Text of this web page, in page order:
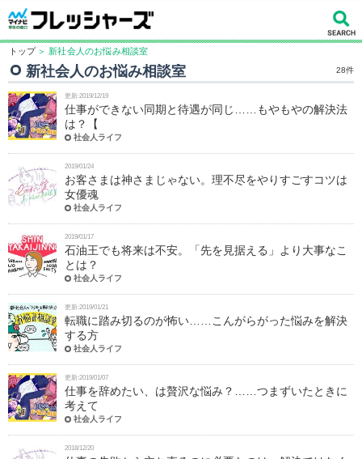
トップ ＞ 新社会人のお悩み相談室
新社会人のお悩み相談室 28件
更新:2019/12/19
仕事ができない同期と待遇が同じ……もやもやの解決法
は？【
社会人ライフ
2019/01/24
お客さまは神さまじゃない。理不尽をやりすごすコツは
女優魂
社会人ライフ
2019/01/17
石油王でも将来は不安。「先を見据える」より大事なこ
とは？
社会人ライフ
更新:2019/01/21
転職に踏み切るのが怖い……こんがらがった悩みを解決
する方
社会人ライフ
更新:2019/01/07
仕事を辞めたい、は贅沢な悩み？……つまずいたときに
考えて
社会人ライフ
2018/12/20